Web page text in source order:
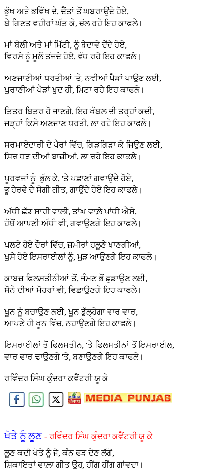
ਭੁੱਖ ਅਤੇ ਭਵਿੱਖ ਦੇ, ਦੈਂਤਾਂ ਤੋਂ ਘਬਰਾਉਂਦੇ ਹੋਏ,
ਬੇ ਗਿਣਤ ਵਹੀਰਾਂ ਘੱਤ ਕੇ, ਚੱਲ ਰਹੇ ਇਹ ਕਾਫਲੇ।
ਮਾਂ ਬੋਲੀ ਅਤੇ ਮਾਂ ਮਿੱਟੀ, ਨੂੰ ਬੇਦਾਵੇ ਦੇਂਦੇ ਹੋਏ,
ਵਿਰਸੇ ਨੂੰ ਮੂਲੋਂ ਤੱਜਦੇ ਹੋਏ, ਵੱਧ ਰਹੇ ਇਹ ਕਾਫਲੇ।
ਅਣਜਾਣੀਆਂ ਧਰਤੀਆਂ 'ਤੇ, ਨਵੀਆਂ ਪੈੜਾਂ ਪਾਉਣ ਲਈ,
ਪੁਰਾਣੀਆਂ ਪੈੜਾਂ ਖੁਦ ਹੀ, ਮਿਟਾ ਰਹੇ ਇਹ ਕਾਫਲੇ।
ਤਿਤਰ ਬਿਤਰ ਹੋ ਜਾਣਗੇ, ਇਹ ਖੱਬਲ਼ ਦੀ ਤਰ੍ਹਾਂ ਕਦੀ,
ਜੜ੍ਹਾਂ ਕਿਸੇ ਅਣਜਾਣ ਧਰਤੀ, ਲਾ ਰਹੇ ਇਹ ਕਾਫਲੇ।
ਸਰਮਾਏਦਾਰੀ ਦੇ ਪੈਰਾਂ ਵਿੱਚ, ਗਿੜਗਿੜਾ ਕੇ ਜਿਉਣ ਲਈ,
ਸਿਰ ਧੜ ਦੀਆਂ ਬਾਜ਼ੀਆਂ, ਲਾ ਰਹੇ ਇਹ ਕਾਫਲੇ।
ਪੂਰਵਜਾਂ ਨੂੰ ਭੁੱਲ ਕੇ, 'ਤੇ ਪਛਾਣਾਂ ਗਵਾਉਂਦੇ ਹੋਏ,
ਭੂ ਹੇਰਵੇ ਦੇ ਸੋਗੀ ਗੀਤ, ਗਾਉਂਦੇ ਹੋਏ ਇਹ ਕਾਫਲੇ।
ਅੱਧੀ ਛੱਡ ਸਾਰੀ ਵਾਲ਼ੀ, ਤਾਂਘ ਵਾਲ਼ੇ ਪਾਂਧੀ ਐਸੇ,
ਹੱਥੋਂ ਆਪਣੀ ਅੱਧੀ ਵੀ, ਗਵਾਉਣਗੇ ਇਹ ਕਾਫਲੇ।
ਪਲਟੇ ਹੋਏ ਦੌਰਾਂ ਵਿੱਚ, ਜ਼ਮੀਰਾਂ ਹਲੂਣੇ ਖਾਣਗੀਆਂ,
ਖੁਸੇ ਹੋਏ ਇਸਰਾਈਲਾਂ ਨੂੰ, ਮੁੜ ਆਉਣਗੇ ਇਹ ਕਾਫਲੇ।
ਕਾਬਜ਼ ਫਿਲਸਤੀਨੀਆਂ ਤੋਂ, ਜੰਮਣ ਭੋਂ ਛੁਡਾਉਣ ਲਈ,
ਸੋਨੇ ਦੀਆਂ ਮੋਹਰਾਂ ਵੀ, ਵਿਛਾਉਣਗੇ ਇਹ ਕਾਫਲੇ।
ਖੂਨ ਨੂੰ ਬਚਾਉਣ ਲਈ, ਖੂਨ ਡੁੱਲ੍ਹੇਗਾ ਵਾਰ ਵਾਰ,
ਆਪਣੇ ਹੀ ਖੂਨ ਵਿੱਚ, ਨਹਾਉਣਗੇ ਇਹ ਕਾਫਲੇ।
ਇਸਰਾਈਲਾਂ ਤੋਂ ਫਿਲਸਤੀਨ, 'ਤੇ ਫਿਲਸਤੀਨਾਂ ਤੋਂ ਇਸਰਾਈਲ,
ਵਾਰ ਵਾਰ ਢਾਉਣਗੇ 'ਤੇ, ਬਣਾਉਣਗੇ ਇਹ ਕਾਫਲੇ।
ਰਵਿੰਦਰ ਸਿੰਘ ਕੁੰਦਰਾ ਕਵੈਂਟਰੀ ਯੂ ਕੇ
ਖੋਤੇ ਨੂੰ ਲੂਣ - ਰਵਿੰਦਰ ਸਿੰਘ ਕੁੰਦਰਾ ਕਵੈਂਟਰੀ ਯੂ ਕੇ
ਲੂਣ ਕਦੀ ਖੋਤੇ ਨੂੰ ਜੇ, ਕੰਨ ਫੜ ਦੇਣ ਲੱਗੋਂ,
ਸ਼ਿਕਾਇਤਾਂ ਵਾਲ਼ਾ ਗੀਤ ਉਹ, ਹੀਂਗ ਹੀਂਗ ਗਾਂਵਦਾ।